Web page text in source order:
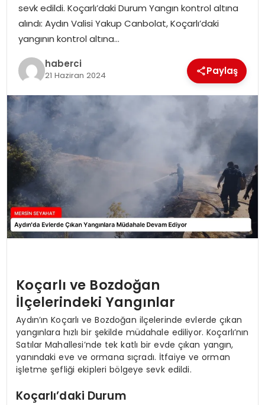
sevk edildi. Koçarlı’daki Durum Yangın kontrol altına
alındı: Aydın Valisi Yakup Canbolat, Koçarlı’daki
yangının kontrol altına…
haberci
21 Haziran 2024 Paylaş
Koçarlı ve Bozdoğan
İlçelerindeki Yangınlar
Aydın’ın Koçarlı ve Bozdoğan ilçelerinde evlerde çıkan
yangınlara hızlı bir şekilde müdahale ediliyor. Koçarlı’nın
Satılar Mahallesi’nde tek katlı bir evde çıkan yangın,
yanındaki eve ve ormana sıçradı. İtfaiye ve orman
işletme şefliği ekipleri bölgeye sevk edildi.
Koçarlı’daki Durum